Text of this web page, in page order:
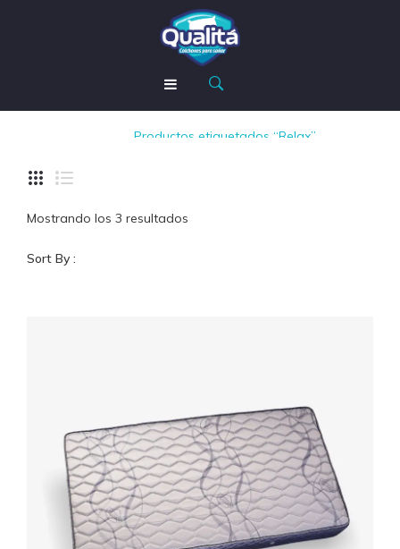
Relax
Productos etiquetados “Relax”
Mostrando los 3 resultados
Sort By :